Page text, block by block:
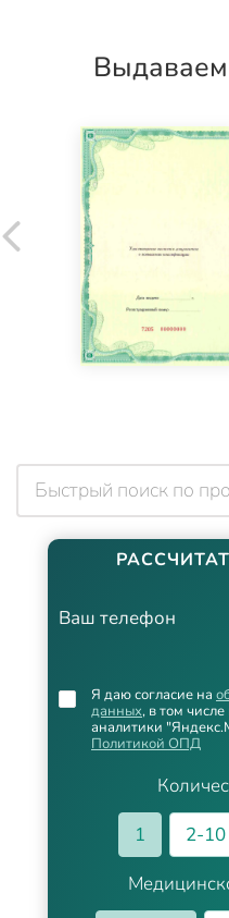
Ваш телефон
1
2-10
Я даю согласие на
данных, в том
аналитики
Политикой ОПД